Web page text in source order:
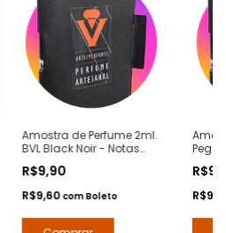
Amostra de Perfume 2ml.
BVL Black Noir - Notas
Contratipos Premium -
Arte 1 Perfumes
R$9,90
R$9,60 comBoleto
Arte 1